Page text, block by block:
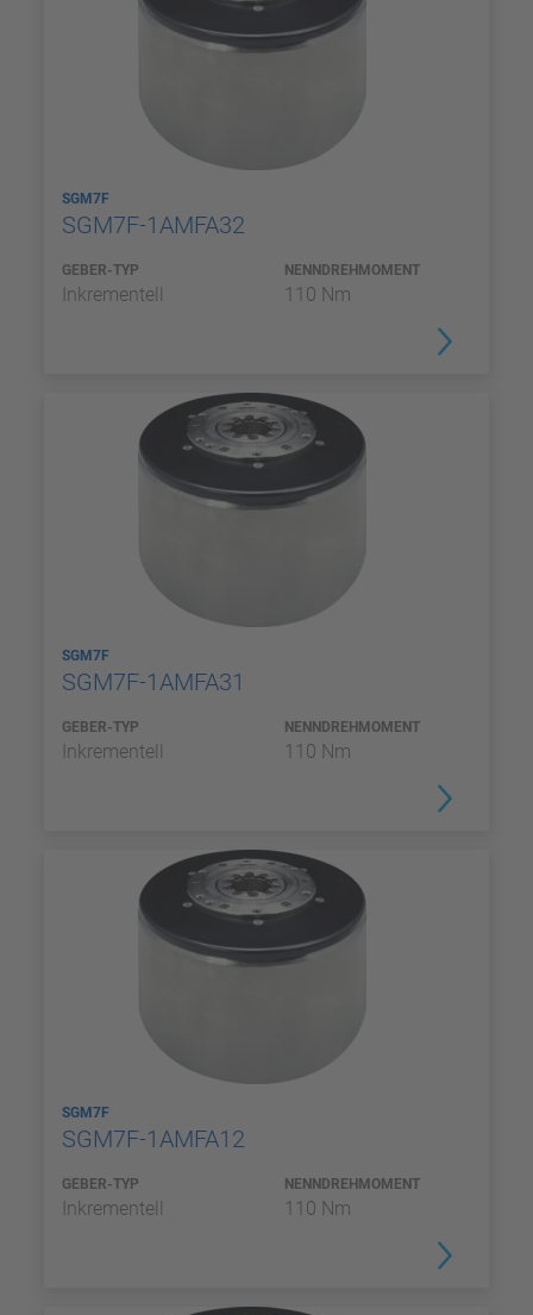
SGM7F
SGM7F-1AMFA32
GEBER-TYP
Inkrementell
NENNDREHMOMENT
110 Nm
SGM7F
SGM7F-1AMFA31
GEBER-TYP
Inkrementell
NENNDREHMOMENT
110 Nm
SGM7F
SGM7F-1AMFA12
GEBER-TYP
Inkrementell
NENNDREHMOMENT
110 Nm